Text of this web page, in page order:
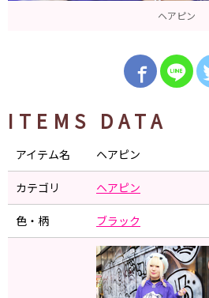
ヘアピン
ITEMS DATA
アイテム名 ヘアピン
カテゴリ ヘアピン
色・柄 ブラック